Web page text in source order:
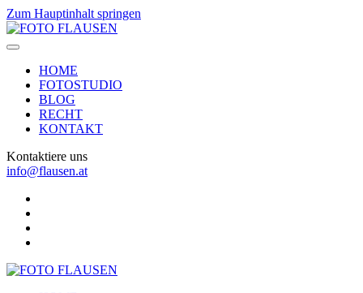
Zum Hauptinhalt springen
HOME
FOTOSTUDIO
BLOG
RECHT
KONTAKT
Kontaktiere uns
info@flausen.at